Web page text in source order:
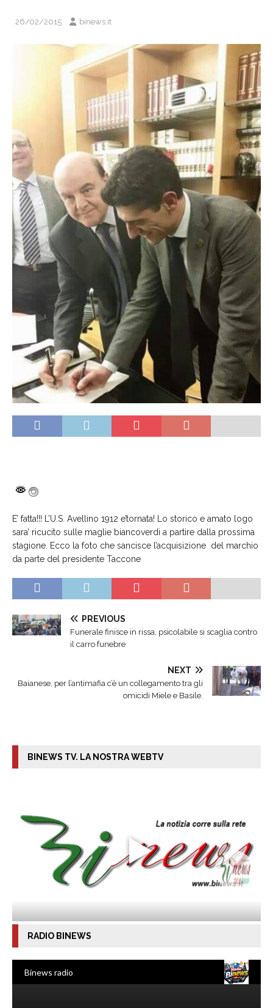
26/02/2015 binews.it
E’ fatta!!! L’U.S. Avellino 1912 e’tornata! Lo storico e amato logo
sara’ ricucito sulle maglie biancoverdi a partire dalla prossima
stagione. Ecco la foto che sancisce l’acquisizione del marchio
da parte del presidente Taccone
PREVIOUS
Funerale finisce in rissa, psicolabile si scaglia contro
il carro funebre
NEXT
Baianese, per l’antimafia c’è un collegamento tra gli
omicidi Miele e Basile.
BINEWS TV. LA NOSTRA WEBTV
RADIO BINEWS